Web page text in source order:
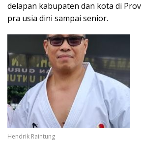
delapan kabupaten dan kota di
pra usia dini sampai senior.
Hendrik Raintung